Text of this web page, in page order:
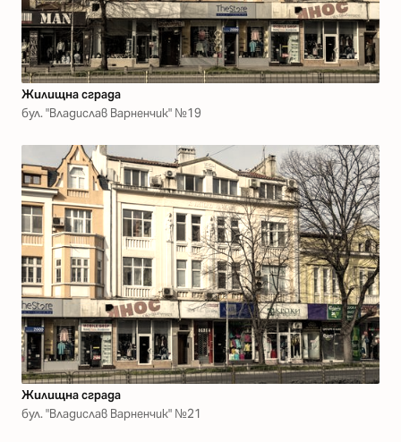
Жилищна сграда
бул. "Владислав Варненчик" №19
Жилищна сграда
бул. "Владислав Варненчик" №21